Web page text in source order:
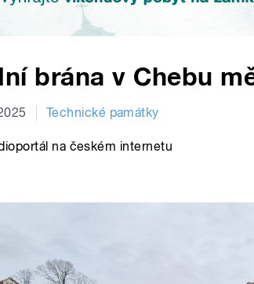
brána v Chebu
Technické památky
na českém internetu